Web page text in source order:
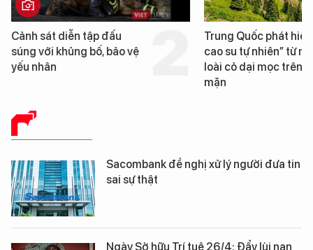
tập đấu
bố, bảo vệ
Trung Quốc phát hiện “mỏ
cao su tự nhiên” từ một
loài cỏ dại mọc trên đất
BÁO CHÍ SỐ
Sacombank đề nghị xử lý người đưa tin
sai sự thật
Ngày Sở hữu Trí tuệ 26/4: Đẩy lùi nạn